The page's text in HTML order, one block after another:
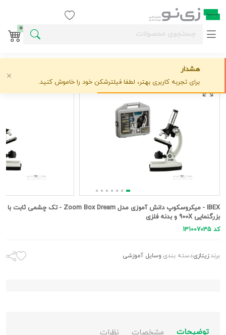
0
وسایل آموزشی›زیتازی
IBEX - میکروسکوپ دانش آموزی مدل Zoom Box Dream - تک چشمی ثابت با
بزرگنمایی 900X و بدنه فلزی
کد 131007035
برند:زیتازیدسته بندی:وسایل آموزشی
توضیحات مشخصات نظرات
هشدار
برای تجربه کاربری بهتر، لطفا فیلترشکن خود را خاموش کنید.